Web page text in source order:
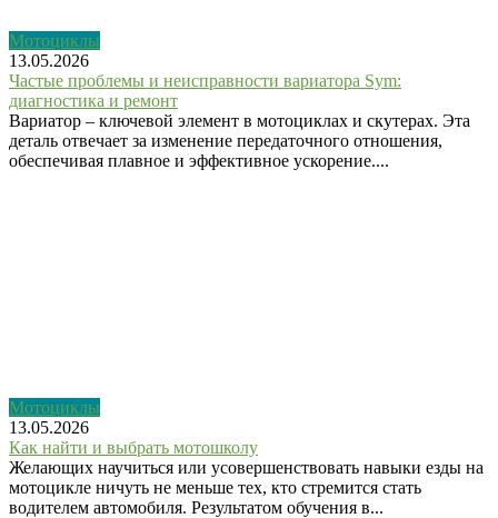
Мотоциклы
13.05.2026
Частые проблемы и неисправности вариатора Sym:
диагностика и ремонт
Вариатор – ключевой элемент в мотоциклах и скутерах. Эта
деталь отвечает за изменение передаточного отношения,
обеспечивая плавное и эффективное ускорение....
Мотоциклы
13.05.2026
Как найти и выбрать мотошколу
Желающих научиться или усовершенствовать навыки езды на
мотоцикле ничуть не меньше тех, кто стремится стать
водителем автомобиля. Результатом обучения в...